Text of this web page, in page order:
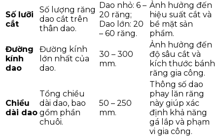
Số lưỡi
cắt
Số lượng răng
dao cắt trên
thân dao.
Dao nhỏ: 6 –
20 răng;
Dao lớn: 20
– 60 răng.
Ảnh hưởng đến
hiệu suất cắt và
bề mặt sản
phẩm.
Đường
kính
dao
Đường kính
lớn nhất của
dao.
30 – 300
mm.
Ảnh hưởng đến
độ sâu cắt và
kích thước bánh
răng gia công.
Chiều
dài dao
Tổng chiều
dài dao, bao
gồm phần
chuôi.
50 – 250
mm.
Thông số dao
phay lăn răng
này giúp xác
định khả năng
gá lắp và phạm
vi gia công.